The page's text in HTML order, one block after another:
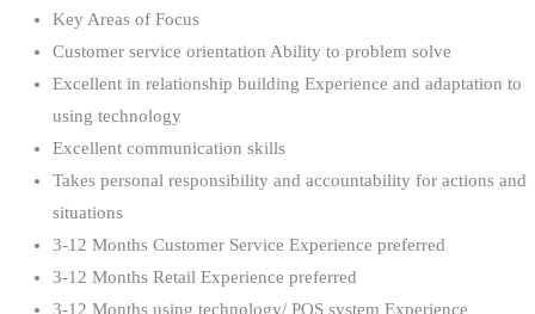
Key Areas of Focus
Customer service orientation Ability to problem solve
Excellent in relationship building Experience and adaptation to
using technology
Excellent communication skills
Takes personal responsibility and accountability for actions and
situations
3-12 Months Customer Service Experience preferred
3-12 Months Retail Experience preferred
3-12 Months using technology/ POS system Experience